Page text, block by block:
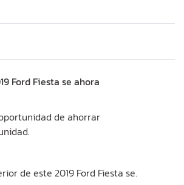
Ford Fiesta se ahora
de ahorrar
de este 2019 Ford Fiesta se.